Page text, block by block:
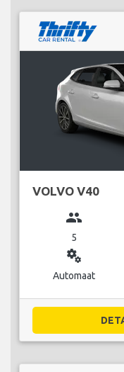
VOLVO V40
group
5
miscellaneous_services
Automaat